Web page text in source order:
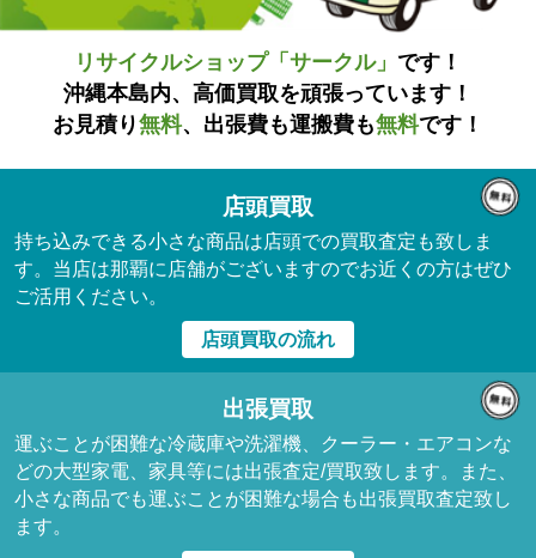
リサイクルショップ「サークル」 です！
沖縄本島内、高価買取を頑張っています！
お見積り無料、出張費も運搬費も無料です！
店頭買取
持ち込みできる小さな商品は店頭での買取査定も致しま
す。当店は那覇に店舗がございますのでお近くの方はぜひ
ご活用ください。
店頭買取の流れ
出張買取
運ぶことが困難な冷蔵庫や洗濯機、クーラー・エアコンな
どの大型家電、家具等には出張査定/買取致します。また、
小さな商品でも運ぶことが困難な場合も出張買取査定致し
ます。